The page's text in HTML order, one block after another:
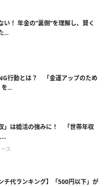
い！ 年金の”裏側”を理解し、賢く
...
行動とは？ 「金運アップのため
...
」は婚活の強みに！ 「世帯年収
ス
チ代ランキング】「500円以下」が